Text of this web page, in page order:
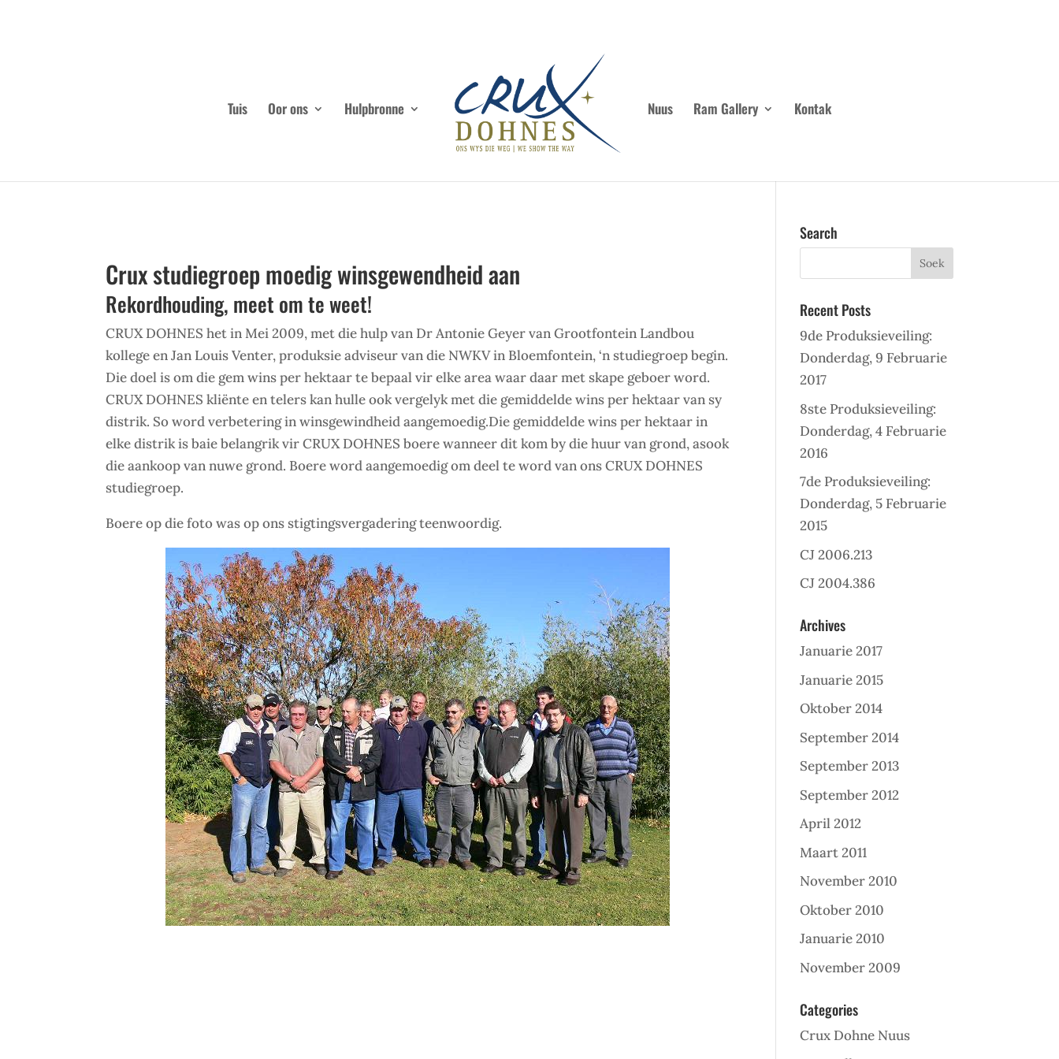
Tuis Oor ons Hulpbronne Nuus Ram Gallery Kontak
Crux studiegroep moedig winsgewendheid aan
Rekordhouding, meet om te weet!
CRUX DOHNES het in Mei 2009, met die hulp van Dr Antonie Geyer van Grootfontein Landbou
kollege en Jan Louis Venter, produksie adviseur van die NWKV in Bloemfontein, ‘n studiegroep begin.
Die doel is om die gem wins per hektaar te bepaal vir elke area waar daar met skape geboer word.
CRUX DOHNES kliënte en telers kan hulle ook vergelyk met die gemiddelde wins per hektaar van sy
distrik. So word verbetering in winsgewindheid aangemoedig.Die gemiddelde wins per hektaar in
elke distrik is baie belangrik vir CRUX DOHNES boere wanneer dit kom by die huur van grond, asook
die aankoop van nuwe grond. Boere word aangemoedig om deel te word van ons CRUX DOHNES
studiegroep.
Boere op die foto was op ons stigtingsvergadering teenwoordig.
Search
Recent Posts
9de Produksieveiling:
Donderdag, 9 Februarie
2017
8ste Produksieveiling:
Donderdag, 4 Februarie
2016
7de Produksieveiling:
Donderdag, 5 Februarie
2015
CJ 2006.213
CJ 2004.386
Archives
Januarie 2017
Januarie 2015
Oktober 2014
September 2014
September 2013
September 2012
April 2012
Maart 2011
November 2010
Oktober 2010
Januarie 2010
November 2009
Categories
Crux Dohne Nuus